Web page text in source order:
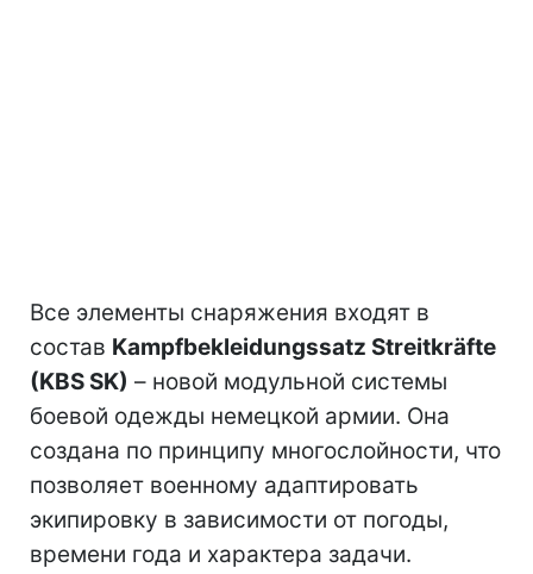
Все элементы снаряжения входят в
состав Kampfbekleidungssatz Streitkräfte
(KBS SK) – новой модульной системы
боевой одежды немецкой армии. Она
создана по принципу многослойности, что
позволяет военному адаптировать
экипировку в зависимости от погоды,
времени года и характера задачи.